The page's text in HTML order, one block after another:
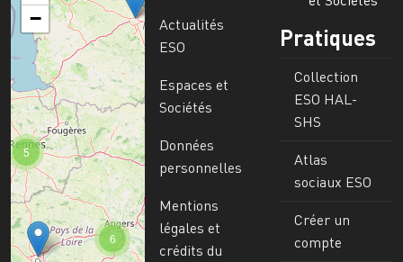
6
5
−
Actualités
ESO
Espaces et
Sociétés
Données
personnelles
Mentions
légales et
crédits du
Pratiques
Collection
ESO HAL-
SHS
Atlas
sociaux ESO
Créer un
compte